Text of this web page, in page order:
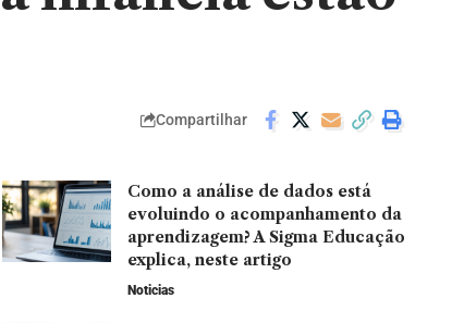
Compartilhar
Como a análise de dados está
evoluindo o acompanhamento da
aprendizagem? A Sigma Educação
explica, neste artigo
Noticias